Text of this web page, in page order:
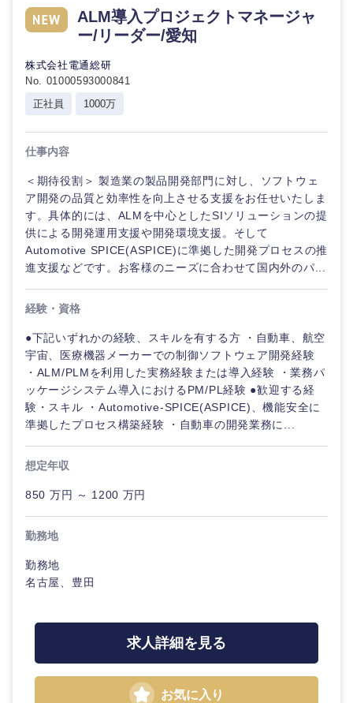
ALM導入プロジェクトマネージャ
ー/リーダー/愛知
株式会社電通総研
No. 01000593000841
正社員
1000万
仕事内容
＜期待役割＞ 製造業の製品開発部門に対し、ソフトウェ
ア開発の品質と効率性を向上させる支援をお任せいたしま
す。具体的には、ALMを中心としたSIソリューションの提
供による開発運用支援や開発環境支援。そして
Automotive SPICE(ASPICE)に準拠した開発プロセスの推
進支援などです。お客様のニーズに合わせて国内外のパ...
経験・資格
●下記いずれかの経験、スキルを有する方 ・自動車、航空
宇宙、医療機器メーカーでの制御ソフトウェア開発経験
・ALM/PLMを利用した実務経験または導入経験 ・業務パ
ッケージシステム導入におけるPM/PL経験 ●歓迎する経
験・スキル ・Automotive-SPICE(ASPICE)、機能安全に
準拠したプロセス構築経験 ・自動車の開発業務に...
想定年収
850 万円 ～ 1200 万円
勤務地
勤務地
名古屋、豊田
求人詳細を見る
お気に入り